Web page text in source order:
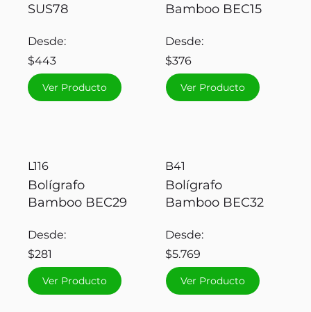
SUS78
Desde:
$443
Ver Producto
Bamboo BEC15
Desde:
$376
Ver Producto
L116
Bolígrafo
Bamboo BEC29
Desde:
$281
Ver Producto
B41
Bolígrafo
Bamboo BEC32
Desde:
$5.769
Ver Producto